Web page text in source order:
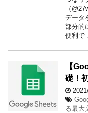
（
データ
部分的
便利で
【
礎！
る最大